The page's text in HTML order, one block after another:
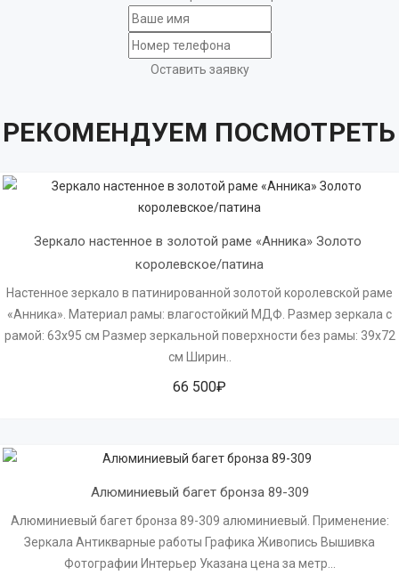
Оставить заявку
РЕКОМЕНДУЕМ ПОСМОТРЕТЬ
Зеркало настенное в золотой раме «Анника» Золото
королевское/патина
Настенное зеркало в патинированной золотой королевской раме
«Анника». Материал рамы: влагостойкий МДФ. Размер зеркала с
рамой: 63х95 см Размер зеркальной поверхности без рамы: 39х72
см Ширин..
66 500₽
Алюминиевый багет бронза 89-309
Алюминиевый багет бронза 89-309 алюминиевый. Применение:
Зеркала Антикварные работы Графика Живопись Вышивка
Фотографии Интерьер Указана цена за метр...